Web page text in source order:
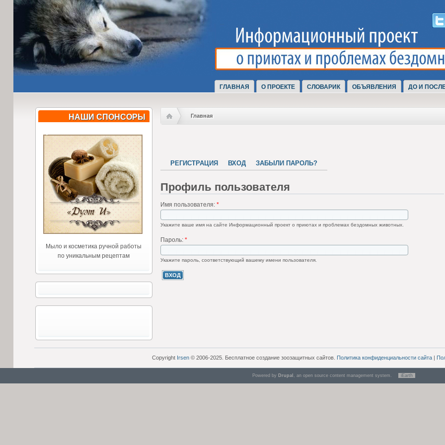
ГЛАВНАЯ О ПРОЕКТЕ СЛОВАРИК ОБЪЯВЛЕНИЯ ДО И
НАШИ СПОНСОРЫ
Мыло и косметика ручной работы
по уникальным рецептам
Главная
РЕГИСТРАЦИЯ ВХОД ЗАБЫЛИ ПАРОЛЬ?
Профиль пользователя
Имя пользователя: *
Укажите ваше имя на сайте Информационный проект о приютах и проблемах бездомных животных.
Пароль: *
Укажите пароль, соответствующий вашему имени пользователя.
Copyright Irsen © 2006-2025. Бесплатное создание зоозащитных сайтов. Политика конфиденциальности сайта |
Powered by Drupal , an open source content management system. iEarth